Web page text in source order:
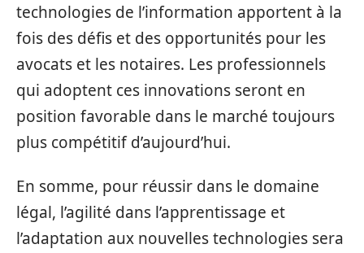
technologies de l’information apportent à la
fois des défis et des opportunités pour les
avocats et les notaires. Les professionnels
qui adoptent ces innovations seront en
position favorable dans le marché toujours
plus compétitif d’aujourd’hui.
En somme, pour réussir dans le domaine
légal, l’agilité dans l’apprentissage et
l’adaptation aux nouvelles technologies sera